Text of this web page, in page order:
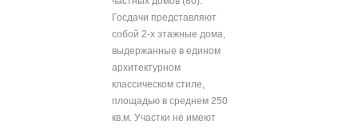
Госдачи представляют
собой 2-х этажные дома,
выдержанные в едином
архитектурном
классическом стиле,
площадью в среднем 250
кв.м. Участки не имеют